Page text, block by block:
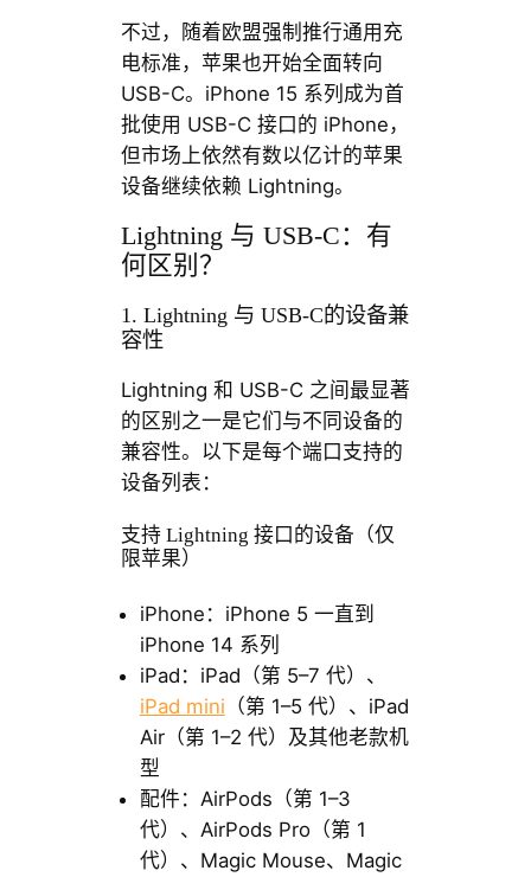
不过，随着欧盟强制推行通用充
电标准，苹果也开始全面转向
USB-C。iPhone 15 系列成为首
批使用 USB-C 接口的 iPhone，
但市场上依然有数以亿计的苹果
设备继续依赖 Lightning。
Lightning 与 USB-C：有
何区别？
1. Lightning 与 USB-C的设备兼
容性
Lightning 和 USB-C 之间最显著
的区别之一是它们与不同设备的
兼容性。以下是每个端口支持的
设备列表：
支持 Lightning 接口的设备（仅
限苹果）
iPhone：iPhone 5 一直到
iPhone 14 系列
iPad：iPad（第 5–7 代）、
iPad mini （第 1–5 代）、iPad
Air（第 1–2 代）及其他老款机
型
配件：AirPods（第 1–3
代）、AirPods Pro（第 1
代）、Magic Mouse、Magic